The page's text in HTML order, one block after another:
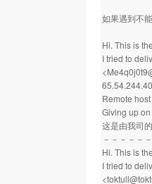
如果遇到不
Hi. This is
I tried to
Remote
Giving up
这是由我司
－－－－－
Hi. This is
I tried to